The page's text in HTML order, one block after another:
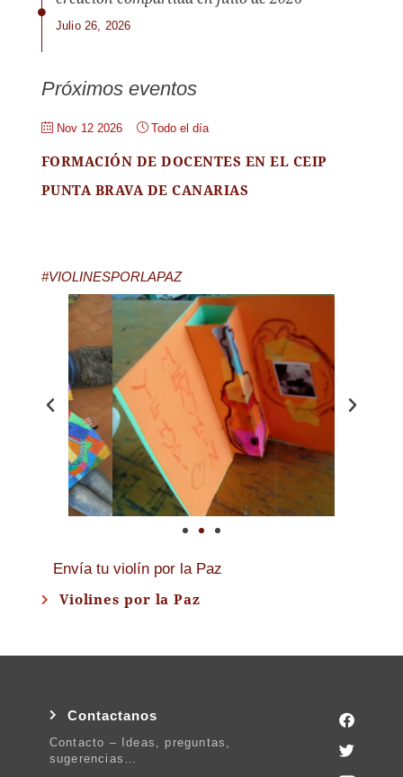
Julio 26, 2026
Próximos eventos
Nov 12 2026 Todo el día
FORMACIÓN DE DOCENTES EN EL CEIP
PUNTA BRAVA DE CANARIAS
#VIOLINESPORLAPAZ
Envía tu violín por la Paz
Violines por la Paz
Contactanos
Contacto – Ideas, preguntas,
sugerencias…